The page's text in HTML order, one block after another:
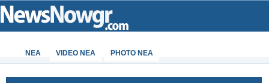
ΝΕΑ VIDEO NEA PHOTO NEA